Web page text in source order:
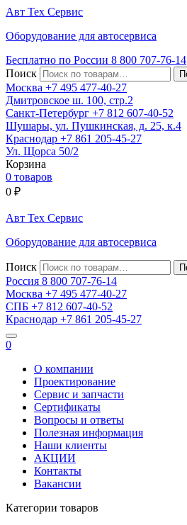
Авт Тех Сервис
Оборудование для автосервиса
Бесплатно по России 8 800 707-76-14
Поиск
Москва +7 495 477-40-27
Дмитровское ш. 100, стр.2
Санкт-Петербург +7 812 607-40-52
Шушары, ул. Пушкинская, д. 25, к.4
Краснодар +7 861 205-45-27
Ул. Щорса 50/2
Корзина
0 товаров
0 ₽
Авт Тех Сервис
Оборудование для автосервиса
Поиск
Россия 8 800 707-76-14
Москва +7 495 477-40-27
СПБ +7 812 607-40-52
Краснодар +7 861 205-45-27
0
О компании
Проектирование
Сервис и запчасти
Сертификаты
Вопросы и ответы
Полезная информация
Наши клиенты
АКЦИИ
Контакты
Вакансии
Категории товаров